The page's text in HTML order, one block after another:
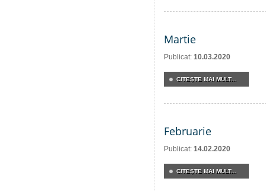
Martie
Publicat: 10.03.2020
CITEŞTE MAI MULT...
Februarie
Publicat: 14.02.2020
CITEŞTE MAI MULT...